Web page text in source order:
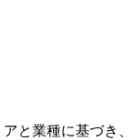
と業種に基づき、